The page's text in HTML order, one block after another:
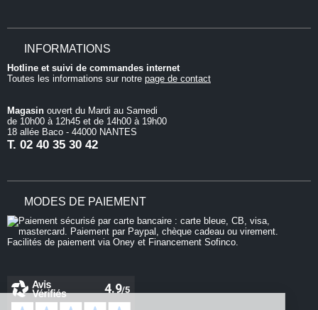
Continuer sans accepter
INFORMATIONS
Hotline et suivi de commandes internet
Toutes les informations sur notre page de contact
Magasin ouvert du Mardi au Samedi
de 10h00 à 12h45 et de 14h00 à 19h00
18 allée Baco - 44000 NANTES
T. 02 40 35 30 42
MODES DE PAIEMENT